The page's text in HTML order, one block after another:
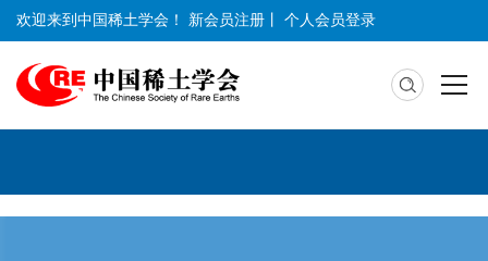
欢迎来到中国稀土学会！ 新会员注册 个人会员登录